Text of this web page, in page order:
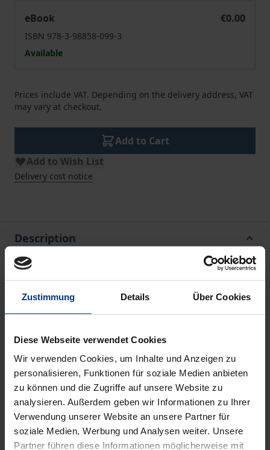
Zustimmung Details Über Cookies
Diese Webseite verwendet Cookies
Wir verwenden Cookies, um Inhalte und Anzeigen zu
personalisieren, Funktionen für soziale Medien anbieten
zu können und die Zugriffe auf unsere Website zu
analysieren. Außerdem geben wir Informationen zu Ihrer
Verwendung unserer Website an unsere Partner für
soziale Medien, Werbung und Analysen weiter. Unsere
Partner führen diese Informationen möglicherweise mit
eBook
€0.00
ISBN 978-3-98858-099-3
Available
Prices include VAT. Depending on the delivery address, VAT
may vary at checkout.
Add to Cart
Add to Wish List
Delivery cost notice
Description
‘Hofmannsthal. Jahrbuch zur europäischen
Moderne’ has been published since 1993 and is
von Hofmannsthal (1874–1929) in the aesthetic and
socio-historical context of European modernist
culture and, in addition to the publication of
previously unpublished sources, offers
contributions by renowned scholars on literature,
the visual arts, philosophy, psychology, politics,
dance and theatre at the turn of the century and